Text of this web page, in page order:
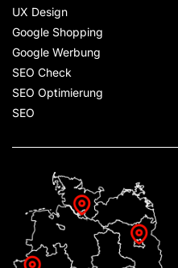
UX Design
Google Shopping
Google Werbung
SEO Check
SEO Optimierung
SEO